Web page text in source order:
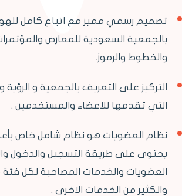
تصميم رسمي مميز مع اتباع كامل
بالجمعية السعودية للمعارض والمؤتمرات
والخطوط والرموز.
التركيز على التعريف بالجمعية و الرؤية
التي تقدمها للاعضاء والمستخدمين .
نظام العضويات هو نظام شامل خاص
يحتوى على طريقة التسجيل والدخول
العضويات والخدمات المصاحبة لكل فئة
والكثير من الخدمات الاخرى .